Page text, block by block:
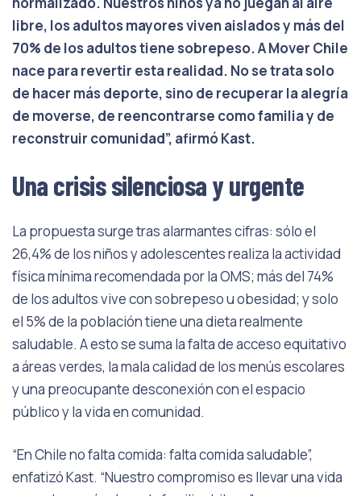
libre, los adultos mayores viven aislados y más del
70% de los adultos tiene sobrepeso.AMover Chile
nace para revertir esta realidad. No se trata solo
de hacer más deporte, sino de recuperar la alegría
de moverse, de reencontrarse como familiay de
reconstruir comunidad”, afirmó Kast.
Una crisis silenciosa y urgente
La propuesta surge tras alarmantes cifras: sólo el
26,4% de los niños y adolescentes realiza la actividad
física mínima recomendada por la OMS; más del 74%
de los adultos vive con sobrepeso u obesidad; y solo
el 5% de la población tiene una dieta realmente
saludable. A esto se suma la falta de acceso equitativo
a áreas verdes, la mala calidad de los menús escolares
y una preocupante desconexión con el espacio
público y la vida en comunidad.
“En Chile no falta comida: falta comida saludable”,
enfatizó Kast. “Nuestro compromiso es llevar una vida